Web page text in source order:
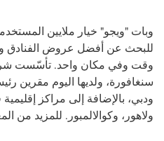
وبات "ويجو" خيار ملايين
للبحث عن أفضل عروض الفنادق
سنغافورة، ولديها اليوم مقرين
ودبي، بالإضافة إلى مراكز
ولاهور، وكوالالمبور. للمزيد من